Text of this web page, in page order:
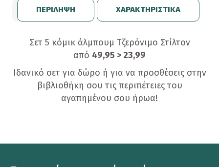
ΠΕΡΙΛΗΨΗ ΧΑΡΑΚΤΗΡΙΣΤΙΚΑ
Σετ 5 κόμικ άλμπουμ Τζερόνιμο Στίλτον
από 49,95 > 23,99
Ιδανικό σετ για δώρο ή για να προσθέσεις στην
βιβλιοθήκη σου τις περιπέτειες του
αγαπημένου σου ήρωα!